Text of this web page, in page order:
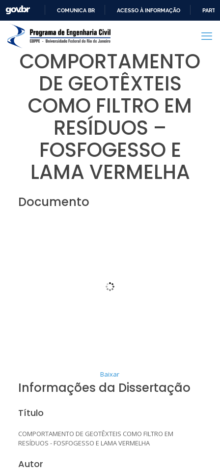
PARA
CONTEÚDO
COMUNICA BR ACESSO À INFORMAÇÃO
COMPORTAMENTO
DE GEOTÊXTEIS
COMO FILTRO EM
RESÍDUOS –
FOSFOGESSO E
LAMA VERMELHA
Documento
Baixar
Informações da Dissertação
Título
COMPORTAMENTO DE GEOTÊXTEIS COMO FILTRO EM
RESÍDUOS - FOSFOGESSO E LAMA VERMELHA
Autor